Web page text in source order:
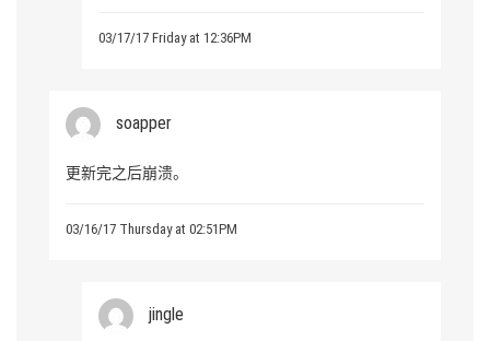
03/17/17 Friday at 12:36PM
soapper
更新完之后崩溃。
03/16/17 Thursday at 02:51PM
jingle